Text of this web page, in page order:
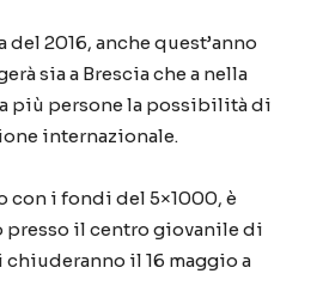
del 2016, anche quest’anno
sia a Brescia che a nella
più persone la possibilità di
internazionale.
con i fondi del 5×1000, è
presso il centro giovanile di
il 16 maggio a